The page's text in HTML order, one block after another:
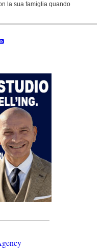
la sua famiglia quando